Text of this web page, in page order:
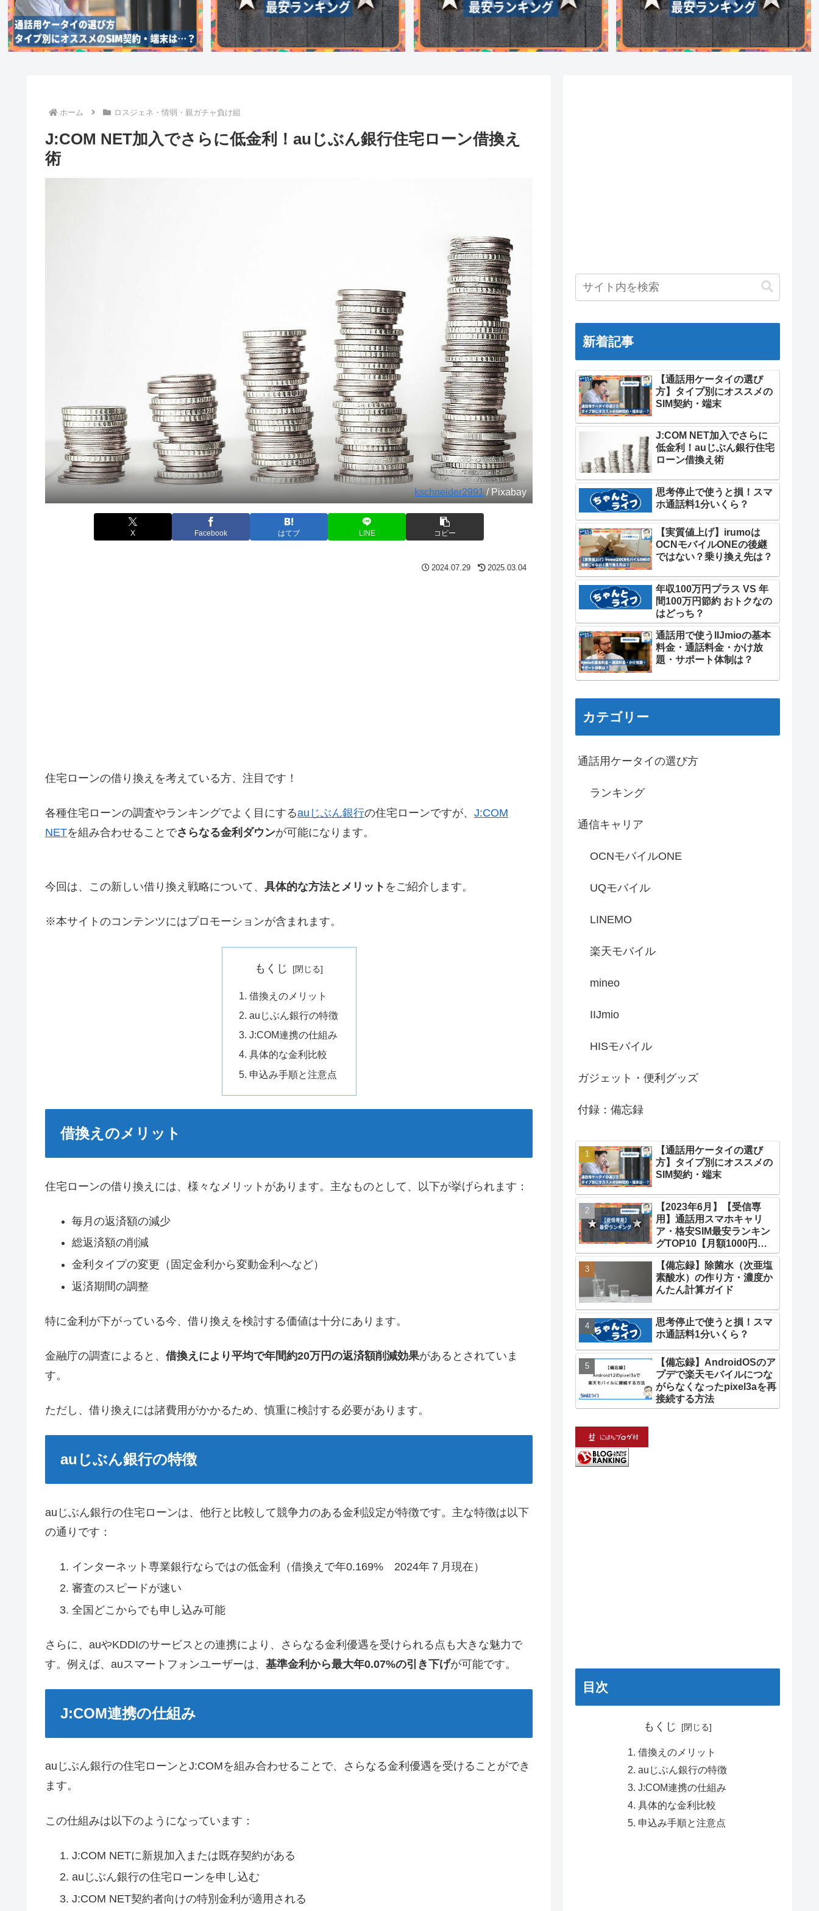
ホーム ロスジェネ・情弱・親ガチャ負け組
J:COM NET加入でさらに低金利！auじぶん銀行住宅ローン借換え
術
kschneider2991/ Pixabay
X Facebook はてブ LINE コピー
2024.07.29 2025.03.04
住宅ローンの借り換えを考えている方、注目です！
各種住宅ローンの調査やランキングでよく目にするauじぶん銀行の住宅ローンですが、 J:COM
NETを組み合わせることでさらなる金利ダウンが可能になります。
今回は、この新しい借り換え戦略について、 具体的な方法とメリット をご紹介します。
※本サイトのコンテンツにはプロモーションが含まれます。
もくじ
借換えのメリット
auじぶん銀行の特徴
J:COM連携の仕組み
具体的な金利比較
申込み手順と注意点
借換えのメリット
住宅ローンの借り換えには、様々なメリットがあります。主なものとして、以下が挙げられます：
毎月の返済額の減少
総返済額の削減
金利タイプの変更（固定金利から変動金利へなど）
返済期間の調整
特に金利が下がっている今、借り換えを検討する価値は十分にあります。
金融庁の調査によると、 借換えにより平均で年間約20万円の返済額削減効果があるとされていま
す。
ただし、借り換えには諸費用がかかるため、慎重に検討する必要があります。
auじぶん銀行の特徴
auじぶん銀行の住宅ローンは、他行と比較して競争力のある金利設定が特徴です。主な特徴は以下
の通りです：
インターネット専業銀行ならではの低金利（借換えで年0.169% 2024年７月現在）
審査のスピードが速い
全国どこからでも申し込み可能
さらに、auやKDDIのサービスとの連携により、さらなる金利優遇を受けられる点も大きな魅力で
す。例えば、auスマートフォンユーザーは、 基準金利から最大年0.07%の引き下げが可能です。
J:COM連携の仕組み
auじぶん銀行の住宅ローンとJ:COMを組み合わせることで、さらなる金利優遇を受けることができ
ます。
この仕組みは以下のようになっています：
J:COM NETに新規加入または既存契約がある
auじぶん銀行の住宅ローンを申し込む
J:COM NET契約者向けの特別金利が適用される
新着記事
【通話用ケータイの選び
方】タイプ別にオススメの
SIM契約・端末
J:COM NET加入でさらに
低金利！auじぶん銀行住宅
ローン借換え術
思考停止で使うと損！スマ
ホ通話料1分いくら？
【実質値上げ】irumoは
OCNモバイルONEの後継
ではない？乗り換え先は？
年収100万円プラス VS 年
間100万円節約 おトクなの
はどっち？
通話用で使うIIJmioの基本
料金・通話料金・かけ放
題・サポート体制は？
カテゴリー
通話用ケータイの選び方
ランキング
通信キャリア
OCNモバイルONE
UQモバイル
LINEMO
楽天モバイル
mineo
IIJmio
HISモバイル
ガジェット・便利グッズ
付録：備忘録
【通話用ケータイの選び
方】タイプ別にオススメの
SIM契約・端末
【2023年6月】【受信専
用】通話用スマホキャリ
ア・格安SIM最安ランキン
グTOP10【月額1000円未
満】
【備忘録】除菌水（次亜塩
素酸水）の作り方・濃度か
んたん計算ガイド
思考停止で使うと損！スマ
ホ通話料1分いくら？
【備忘録】AndroidOSのア
プデで楽天モバイルにつな
がらなくなったpixel3aを再
接続する方法
目次
もくじ
借換えのメリット
auじぶん銀行の特徴
J:COM連携の仕組み
具体的な金利比較
申込み手順と注意点